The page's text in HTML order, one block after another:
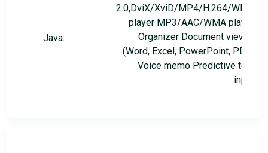
Java:
2.0,DviX/XviD/MP4/H.264/WMV
player MP3/AAC/WMA player
Organizer Document viewer
(Word, Excel, PowerPoint, PDF)
Voice memo Predictive text
input